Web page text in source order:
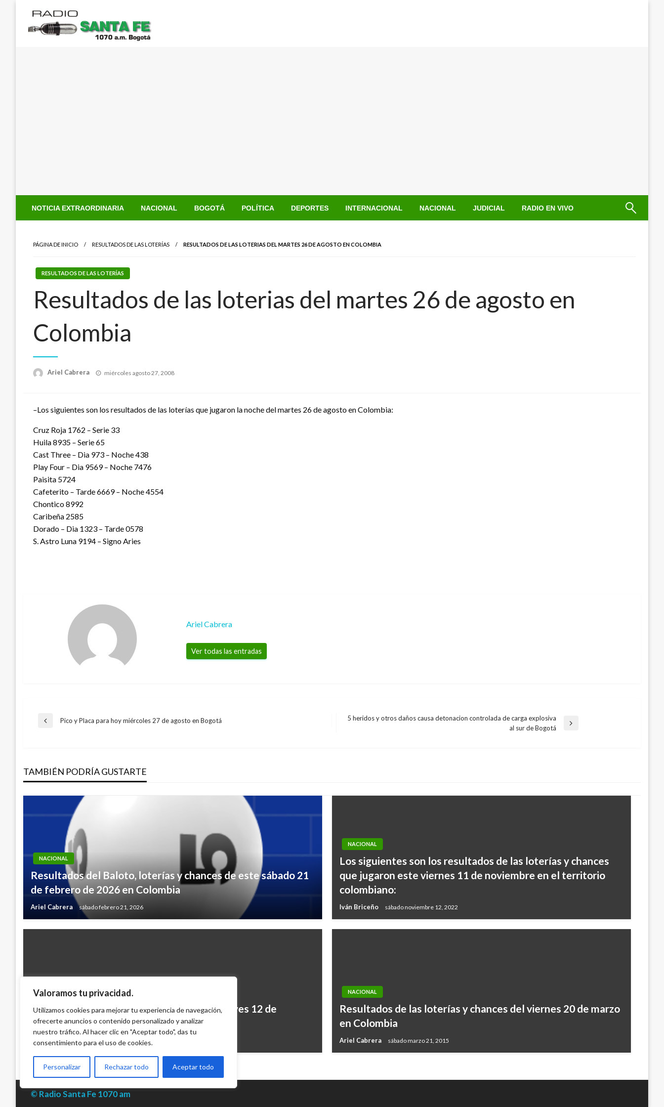
Valoramos tu privacidad.
Utilizamos cookies para mejorar tu experiencia de navegación,
ofrecerte anuncios o contenido personalizado y analizar
nuestro tráfico. Al hacer clic en "Aceptar todo", das tu
consentimiento para el uso de cookies.
Personalizar Rechazar todo Aceptar todo
contenido
NOTICIA EXTRAORDINARIA NACIONAL BOGOTÁ POLÍTICA DEPORTES INTERNACIONAL NACIONAL JUDICIAL RADIO EN VIVO
PÁGINA DE INICIO RESULTADOS DE LAS LOTERÍAS RESULTADOS DE LAS LOTERIAS DEL MARTES 26 DE AGOSTO EN COLOMBIA
RESULTADOS DE LAS LOTERÍAS
Resultados de las loterias del martes 26 de agosto en
Colombia
Ariel Cabrera
Publicado
miércoles agosto 27, 2008
–Los siguientes son los resultados de las loterías que jugaron la noche del martes 26 de agosto en Colombia:
Cruz Roja 1762 – Serie 33
Huila 8935 – Serie 65
Cast Three – Dia 973 – Noche 438
Play Four – Dia 9569 – Noche 7476
Paisita 5724
Cafeterito – Tarde 6669 – Noche 4554
Chontico 8992
Caribeña 2585
Dorado – Dia 1323 – Tarde 0578
S. Astro Luna 9194 – Signo Aries
Ariel Cabrera
Ver todas las entradas
Navegación
entradas
Entrada
Pico y Placa para hoy miércoles 27 de agosto en Bogotá
5 heridos y otros daños causa detonacion controlada de carga explosiva
al sur de Bogotá
TAMBIÉN PODRÍA GUSTARTE
NACIONAL
Resultados del Baloto, loterías y chances de este sábado 21
de febrero de 2026 en Colombia
Ariel Cabrera sábado febrero 21, 2026
NACIONAL
Los siguientes son los resultados de las loterías y chances
que jugaron este viernes 11 de noviembre en el territorio
colombiano:
Iván Briceño sábado noviembre 12, 2022
NACIONAL
Resultados de las loterías y chances del jueves 12 de
noviembre en Colombia
Ariel Cabrera viernes noviembre 13, 2015
NACIONAL
Resultados de las loterías y chances del viernes 20 de marzo
en Colombia
Ariel Cabrera sábado marzo 21, 2015
© Radio Santa Fe 1070 am